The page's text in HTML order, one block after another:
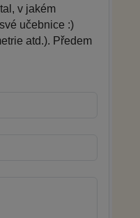
v jakém
učebnice :)
atd.). Předem